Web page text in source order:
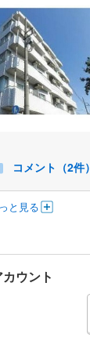
コメント（2件）
と見る
ウント